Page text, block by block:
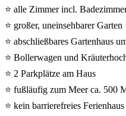
⭐ alle Zimmer incl.
⭐ großer, uneinsehbarer Garten
⭐ abschließbares Gartenhaus
⭐ Bollerwagen und
⭐ 2 Parkplätze am Haus
⭐ fußläufig zum Meer ca. 500
⭐ kein barrierefreies Ferienhaus